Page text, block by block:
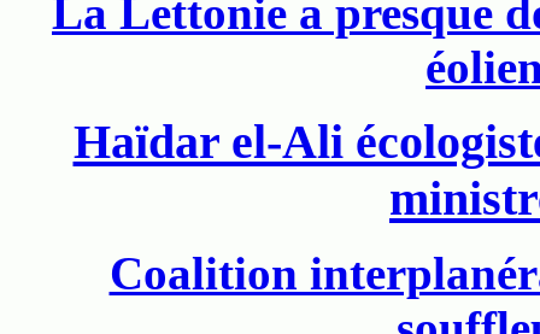
La Lettonie a presque
Haïdar el-Ali
Coalition